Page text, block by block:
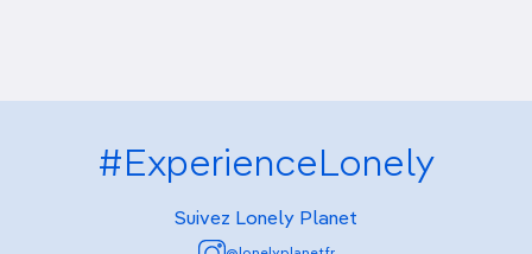
#ExperienceLonely
Suivez Lonely Planet